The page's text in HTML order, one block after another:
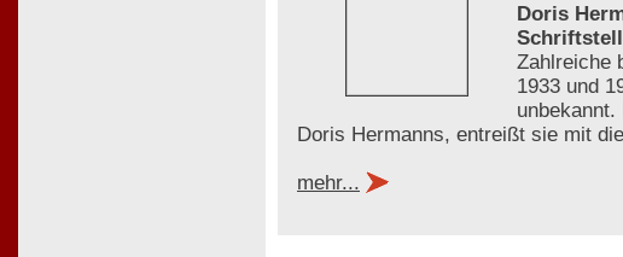
Doris
Zahlreiche
1933 und
Doris Hermanns, entreißt sie mit
mehr...